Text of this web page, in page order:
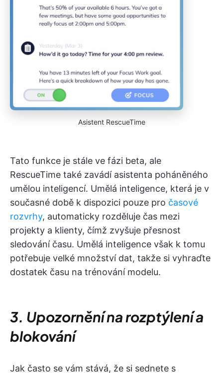
Asistent RescueTime
Tato funkce je stále ve fázi beta, ale
RescueTime také zavádí asistenta poháněného
umělou inteligencí. Umělá inteligence, která je v
současné době k dispozici pouze pro časové
rozvrhy, automaticky rozděluje čas mezi
projekty a klienty, čímž zvyšuje přesnost
sledování času. Umělá inteligence však k tomu
potřebuje velké množství dat, takže si vyhraďte
dostatek času na trénování modelu.
3. Upozornění na rozptýlení a
blokování
Jak často se vám stává, že si sednete s